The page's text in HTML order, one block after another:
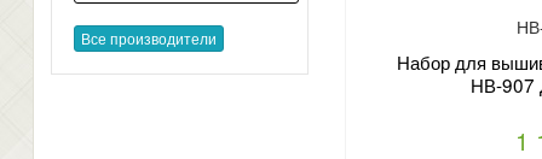
Все производители
Набор для
НВ-907
1